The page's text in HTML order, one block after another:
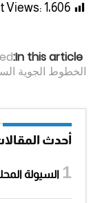
Views:1٬606
In this article:
الخطوط الجوية
أحدث
السيولة المحلية